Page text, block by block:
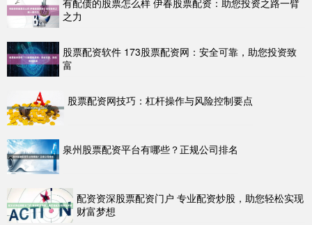
有配债的股票怎么样 伊春股票配资：助您投资之路一臂
之力
股票配资软件 173股票配资网：安全可靠，助您投资致
富
股票配资网技巧：杠杆操作与风险控制要点
泉州股票配资平台有哪些？正规公司排名
配资资深股票配资门户 专业配资炒股，助您轻松实现
财富梦想